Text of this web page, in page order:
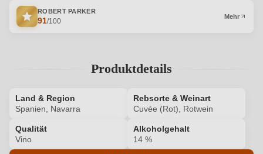
ROBERT PARKER
91/100
Mehr
Produktdetails
Land & Region
Spanien, Navarra
Rebsorte & Weinart
Cuvée (Rot), Rotwein
Qualität
Vino
Alkoholgehalt
14 %